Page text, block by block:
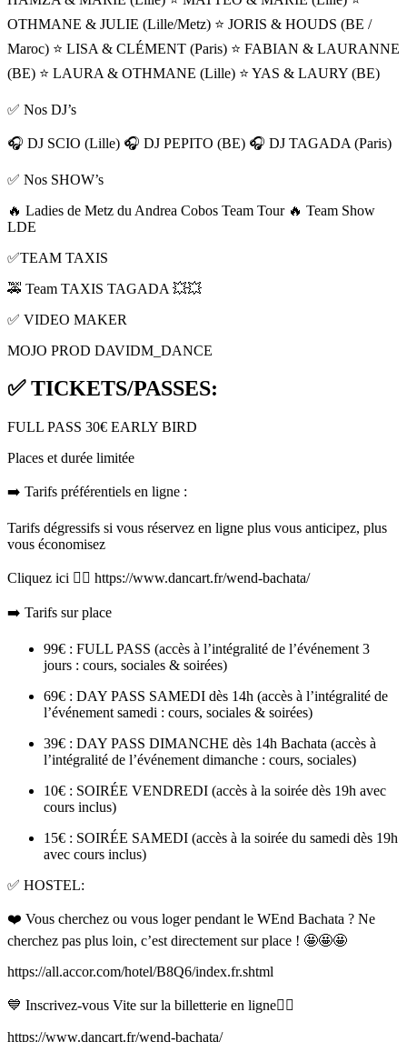
OTHMANE & JULIE (Lille/Metz) ⭐️ JORIS & HOUDS (BE /
Maroc) ⭐️ LISA & CLÉMENT (Paris) ⭐️ FABIAN & LAURANNE
(BE) ⭐️ LAURA & OTHMANE (Lille) ⭐️ YAS & LAURY (BE)
✅ Nos DJ’s
🎧 DJ SCIO (Lille) 🎧 DJ PEPITO (BE) 🎧 DJ TAGADA (Paris)
✅ Nos SHOW’s
🔥 Ladies de Metz du Andrea Cobos Team Tour 🔥 Team Show
LDE
✅TEAM TAXIS
🚕 Team TAXIS TAGADA 💥💥
✅ VIDEO MAKER
MOJO PROD DAVIDM_DANCE
✅ TICKETS/PASSES:
FULL PASS 30€ EARLY BIRD
Places et durée limitée
➡️ Tarifs préférentiels en ligne :
Tarifs dégressifs si vous réservez en ligne plus vous anticipez, plus
vous économisez
Cliquez ici 👇🏼 https://www.dancart.fr/wend-bachata/
➡️ Tarifs sur place
99€ : FULL PASS (accès à l’intégralité de l’événement 3
jours : cours, sociales & soirées)
69€ : DAY PASS SAMEDI dès 14h (accès à l’intégralité de
l’événement samedi : cours, sociales & soirées)
39€ : DAY PASS DIMANCHE dès 14h Bachata (accès à
l’intégralité de l’événement dimanche : cours, sociales)
10€ : SOIRÉE VENDREDI (accès à la soirée dès 19h avec
cours inclus)
15€ : SOIRÉE SAMEDI (accès à la soirée du samedi dès 19h
avec cours inclus)
✅ HOSTEL:
❤️ Vous cherchez ou vous loger pendant le WEnd Bachata ? Ne
cherchez pas plus loin, c’est directement sur place ! 🤩🤩🤩
https://all.accor.com/hotel/B8Q6/index.fr.shtml
💙 Inscrivez-vous Vite sur la billetterie en ligne👇🏻
https://www.dancart.fr/wend-bachata/